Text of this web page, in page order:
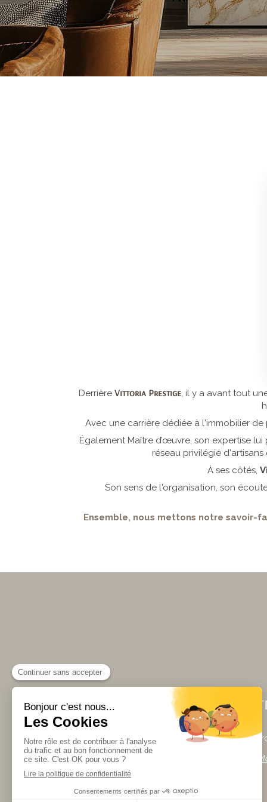
Derrière Vittoria Prestige, il y a avant tout
Avec une carrière dédiée à l'immobilier
Également Maître d’œuvre, son expertise
réseau privilégié
À ses côtés,
Son sens de l'organisation, son
Ensemble, nous mettons notre savoir-
Accueil À propos
Vous êtes